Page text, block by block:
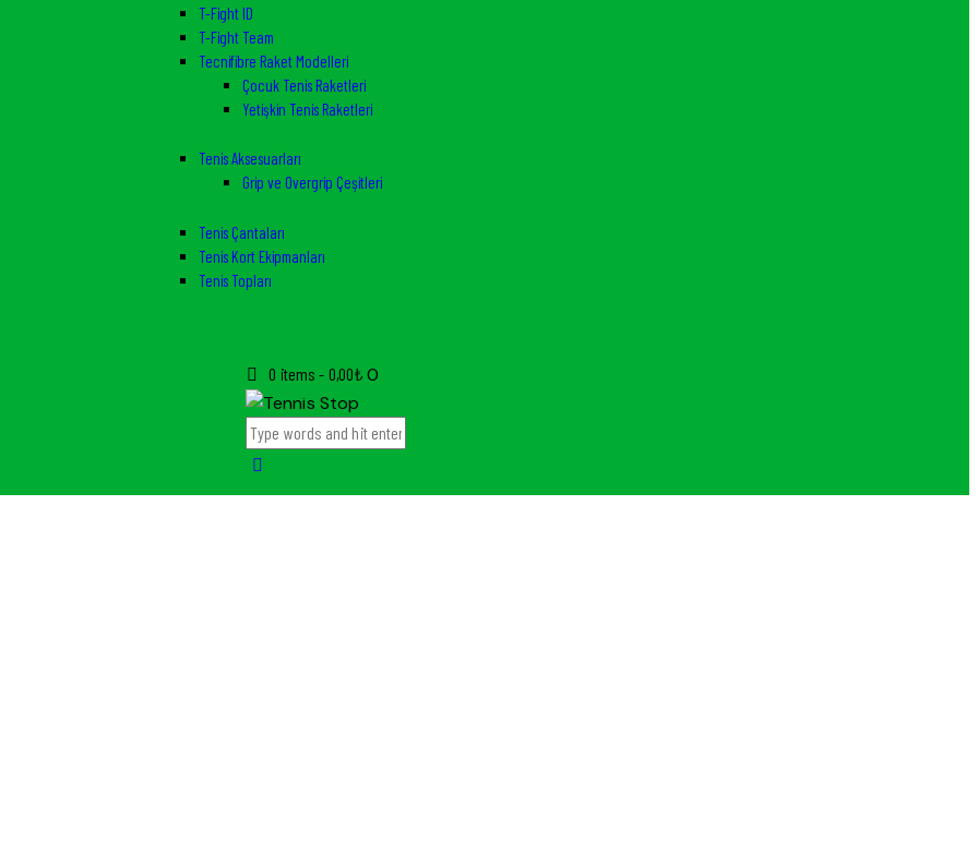
T-Fight ID
T-Fight Team
Tecnifibre Raket Modelleri
Çocuk Tenis Raketleri
Yetişkin Tenis Raketleri
Tenis Aksesuarları
Grip ve Overgrip Çeşitleri
Tenis Çantaları
Tenis Kort Ekipmanları
Tenis Topları
0 items - 0,00₺ 0